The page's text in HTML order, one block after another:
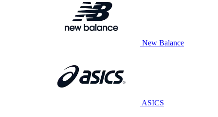
New Balance
ASICS